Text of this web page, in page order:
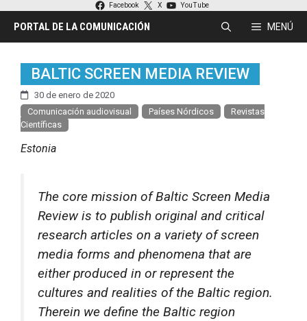
contenido
Facebook X YouTube
PORTAL DE LA COMUNICACIÓN MENÚ
BALTIC SCREEN MEDIA REVIEW
30 de enero de 2020
Comunicación audiovisual
Países Nórdicos
Revistas
Científicas
Estonia
The core mission of Baltic Screen Media
Review is to publish original and critical
research articles on a variety of screen
media forms and phenomena that are
either produced in or represent the
cultures and realities of the Baltic region.
Therein we define the Baltic region